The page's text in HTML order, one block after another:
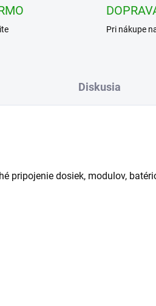
Pri nákupe
Diskusia
pripojenie dosiek, modulov,